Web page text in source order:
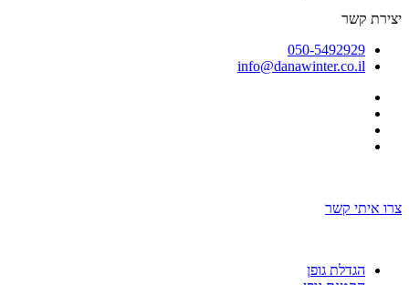
יצירת קשר
050-5492929
info@danawinter.co.il
צרו איתי קשר
הגדלת גופן